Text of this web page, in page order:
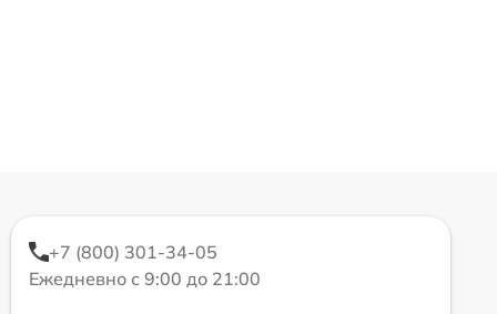
+7 (800) 301-34-05
Ежедневно с 9:00 до 21:00